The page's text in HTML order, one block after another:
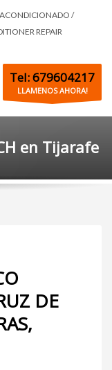
ACONDICIONADO /
REPAIR
Tel: 679604217
LLAMENOS AHORA!
en Tijarafe
DE